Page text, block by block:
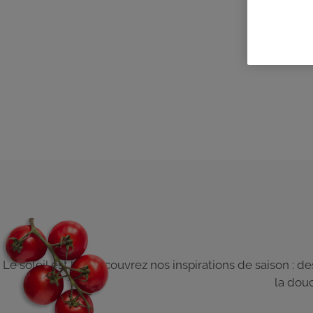
Le soleil est là ! Découvrez nos inspirations de saison :
la